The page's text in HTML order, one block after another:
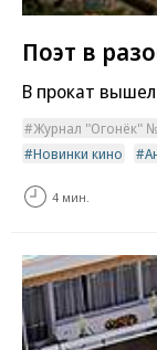
Поэт в
В прокат
Журнал "Огонёк"
Новинки кино
4 мин.